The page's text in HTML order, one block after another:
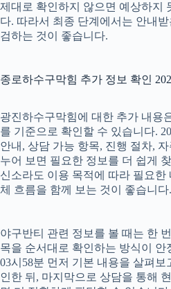
제대로 확인하지 않으면 예상하지
다. 따라서 최종 단계에서는 안내
검하는 것이 좋습니다.
종로하수구막힘 추가 정보 확인
광진하수구막힘에 대한 추가 내용
를 기준으로 확인할 수 있습니다.
안내, 상담 가능 항목, 진행 절차,
누어 보면 필요한 정보를 더 쉽게
신소라도 이용 목적에 따라 필요한
체 흐름을 함께 보는 것이 좋습니다.
야구반티 관련 정보를 볼 때는 한
목을 순서대로 확인하는 방식이 안
03시58분 먼저 기본 내용을 살펴
인한 뒤, 마지막으로 상담을 통해